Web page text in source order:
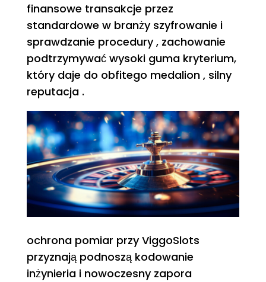
finansowe transakcje przez
standardowe w branży szyfrowanie i
sprawdzanie procedury , zachowanie
podtrzymywać wysoki guma kryterium,
który daje do obfitego medalion ‚ silny
reputacja .
ochrona pomiar przy ViggoSlots
przyznają podnoszą kodowanie
inżynieria i nowoczesny zapora